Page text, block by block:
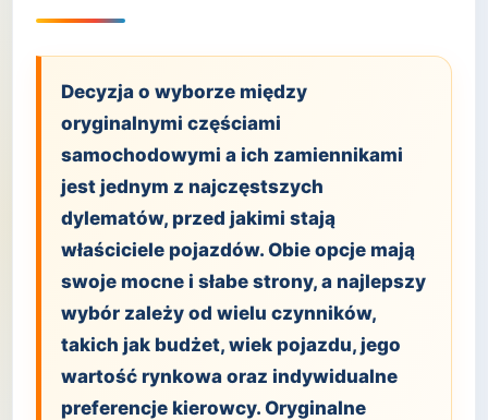
Decyzja o wyborze między
oryginalnymi częściami
samochodowymi a ich zamiennikami
jest jednym z najczęstszych
dylematów, przed jakimi stają
właściciele pojazdów. Obie opcje mają
swoje mocne i słabe strony, a najlepszy
wybór zależy od wielu czynników,
takich jak budżet, wiek pojazdu, jego
wartość rynkowa oraz indywidualne
preferencje kierowcy. Oryginalne